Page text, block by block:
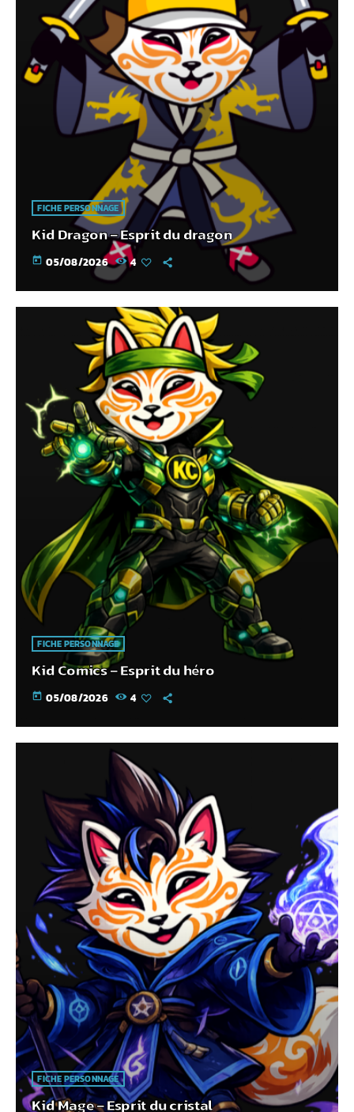
FICHE PERSONNAGE
Kid Dragon – Esprit du dragon
today 05/08/2026 4
FICHE PERSONNAGE
Kid Comics – Esprit du héro
today 05/08/2026 4
FICHE PERSONNAGE
Kid Mage – Esprit du cristal